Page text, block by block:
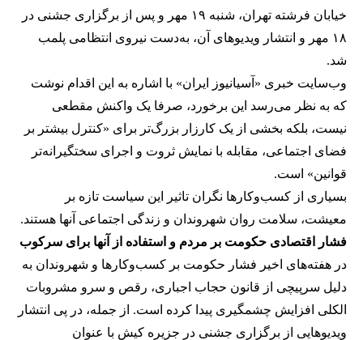
خیابان فرشته تهران، شنبه ۱۹ مهر و پس از برگزاری جشنی در
۱۸ مهر و انتشار ویدیوهای آن، به‌دست نیروی انتظامی پلمب
شد.
وب‌سایت خبری «آسیانیوز ایران» با اشاره به این اقدام نوشت
که به نظر می‌رسد این برخورد، صرفا یک واکنش مقطعی
نیست، بلکه بخشی از یک کارزار بزرگ‌تر برای «کنترل بیشتر بر
فضای اجتماعی، مقابله با نمایش ثروت و اجرای سختگیرانه‌تر
قوانین» است.
بسیاری از کسب‌وکارها نگران تاثیر این سیاست‌ تازه بر
معیشت، سلامت روان شهروندان و زندگی اجتماعی آنها هستند.
فشار اقتصادی حکومت بر مردم و استفاده از آنها برای سرکوب
در هفته‌های اخیر فشار حکومت بر کسب‌وکارها و شهروندان به
دلیل سرپیچی از قانون حجاب اجباری، رقص و سرو مشروبات
الکلی افزایش چشمگیری پیدا کرده است. از جمله، در پی انتشار
ویدیوهایی از برگزاری جشنی در جزیره کیش با عنوان